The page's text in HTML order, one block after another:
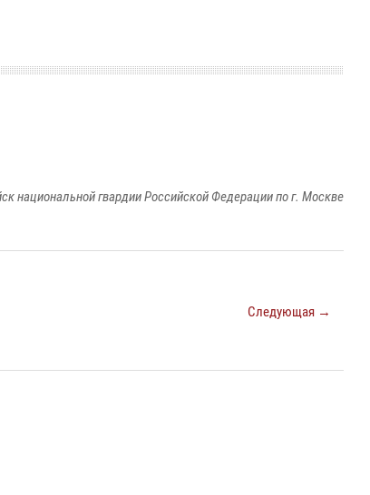
национальной гвардии Российской Федерации по г. Москве
Следующая →